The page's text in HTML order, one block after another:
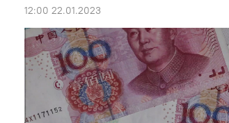
12:00 22.01.2023